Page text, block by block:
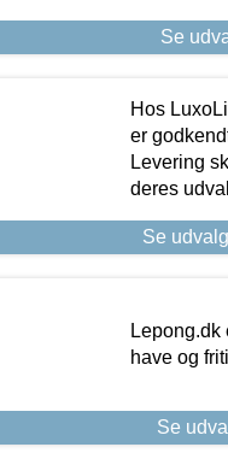
Se
Hos
er
Levering
deres
Se
have og
Se